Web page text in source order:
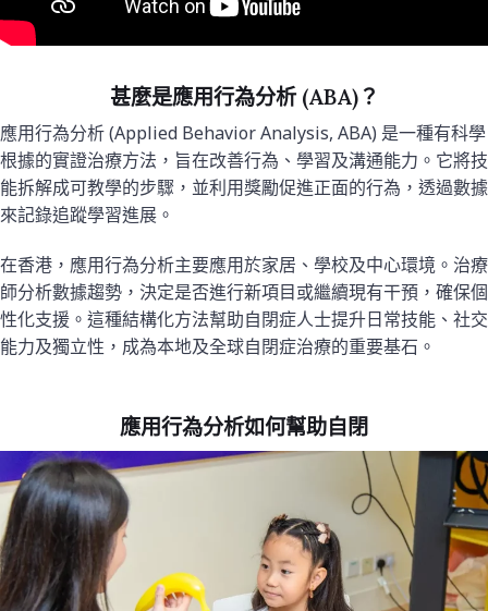
甚麼是應用行為分析 (ABA)？
應用行為分析 (Applied Behavior Analysis, ABA) 是一種有科學
根據的實證治療方法，旨在改善行為、學習及溝通能力。它將技
能拆解成可教學的步驟，並利用獎勵促進正面的行為，透過數據
來記錄追蹤學習進展。
在香港，應用行為分析主要應用於家居、學校及中心環境。治療
師分析數據趨勢，決定是否進行新項目或繼續現有干預，確保個
性化支援。這種結構化方法幫助自閉症人士提升日常技能、社交
能力及獨立性，成為本地及全球自閉症治療的重要基石。
應用行為分析如何幫助自閉